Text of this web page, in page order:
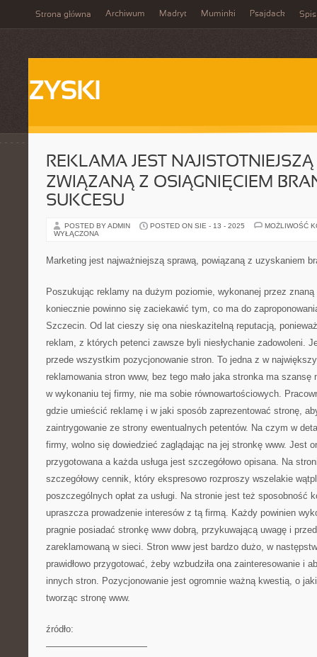
Strona główna Archiwum Madryt Muminki Psajdack Spis
ZYSKI
REKLAMA JEST
ZWIĄZANĄ Z OSIĄGNIĘCIEM
SUKCESU
POSTED BY ADMIN POSTED ON SIE - 13 - 2025
MOŻLIWOŚĆ
WYŁĄCZONA
Marketing jest najważniejszą sprawą, powiązaną z uzyskaniem
Poszukując reklamy na dużym poziomie, wykonanej przez
koniecznie powinno się zaciekawić tym, co ma do
Szczecin. Od lat cieszy się ona nieskazitelną reputacją,
reklam, z których petenci zawsze byli niesłychanie zadowoleni.
przede wszystkim pozycjonowanie stron. To jedna z w
reklamowania stron www, bez tego mało jaka stronka ma
w wykonaniu tej firmy, nie ma sobie równowartościowych.
gdzie umieścić reklamę i w jaki sposób zaprezentować stronę,
zaintrygowanie ze strony ewentualnych petentów. Na czym w
firmy, wolno się dowiedzieć zaglądając na jej stronkę www. Jest
przygotowana a każda usługa jest szczegółowo opisana. Na
szczegółowy cennik, który ekspresowo rozproszy wszelakie
poszczególnych opłat za usługi. Na stronie jest też sposobność
upraszcza prowadzenie interesów z tą firmą. Każdy powinien
pragnie posiadać stronkę www dobrą, przykuwającą uwagę i
zareklamowaną w sieci. Stron www jest bardzo dużo, w
prawidłowo przygotować, żeby wzbudziła ona zainteresowanie i
innych stron. Pozycjonowanie jest ogromnie ważną kwestią, o
tworząc stronę www.
źródło:
———————————